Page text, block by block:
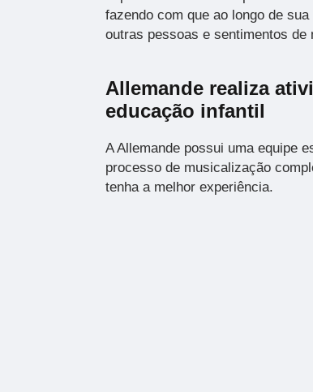
fazendo com que ao longo de
outras pessoas e sentimentos de
Allemande realiza
educação infantil
A Allemande possui uma equipe
processo de musicalização
tenha a melhor experiência.